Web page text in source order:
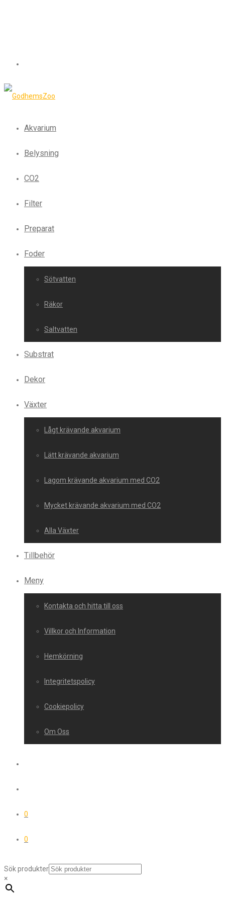
Akvarium
Belysning
CO2
Filter
Preparat
Foder
Sötvatten
Räkor
Saltvatten
Substrat
Dekor
Växter
Lågt krävande akvarium
Lätt krävande akvarium
Lagom krävande akvarium med CO2
Mycket krävande akvarium med CO2
Alla Växter
Tillbehör
Meny
Kontakta och hitta till oss
Villkor och Information
Hemkörning
Integritetspolicy
Cookiepolicy
Om Oss
0
0
Sök produkter
×